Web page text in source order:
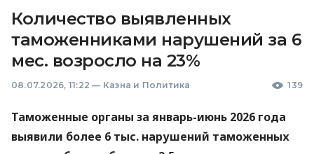
Количество выявленных
таможенниками нарушений за 6
мес. возросло на 23%
08.07.2026, 11:22 — Казна и Политика 139
Таможенные органы за январь-июнь 2026 года
выявили более 6 тыс. нарушений таможенных